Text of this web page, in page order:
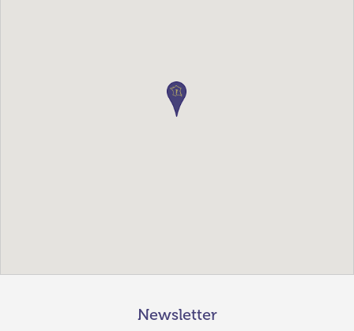
Newsletter